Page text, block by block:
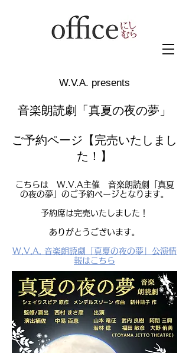
​W.V.A. presents
音楽朗読劇「真夏の夜の夢」
ご予約ページ【完売いたしまし
た！】
こちらは W.V.A主催 音楽朗読劇「真夏
の夜の夢」のご予約ページとなります。
予約席は完売いたしました！
​ありがとうございます。
W.V.A. 音楽朗読劇「真夏の夜の夢」公演情
報はこちら